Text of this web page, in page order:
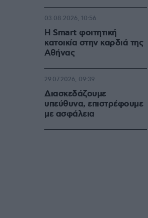
Η Smart φοιτητική
κατοικία στην καρδιά της
Αθήνας
03.08.2026, 10:56
Διασκεδάζουμε
υπεύθυνα, επιστρέφουμε
με ασφάλεια
29.07.2026, 09:39